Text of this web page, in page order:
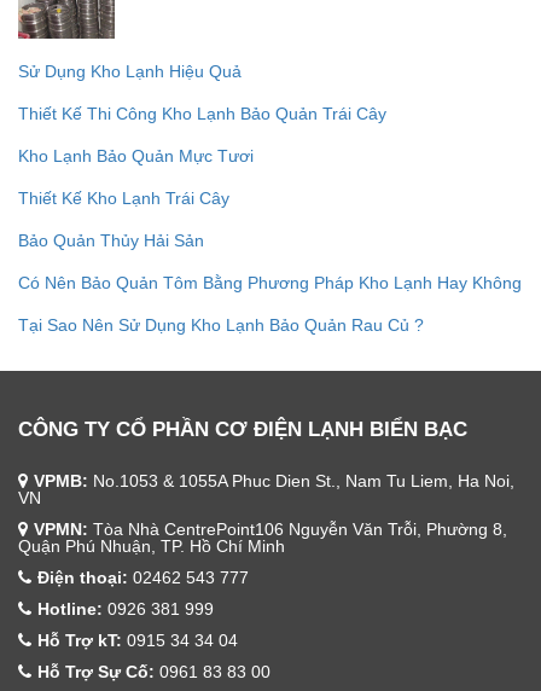
Sử Dụng Kho Lạnh Hiệu Quả
Thiết Kế Thi Công Kho Lạnh Bảo Quản Trái Cây
Kho Lạnh Bảo Quản Mực Tươi
Thiết Kế Kho Lạnh Trái Cây
Bảo Quản Thủy Hải Sản
Có Nên Bảo Quản Tôm Bằng Phương Pháp Kho Lạnh Hay Không
Tại Sao Nên Sử Dụng Kho Lạnh Bảo Quản Rau Củ ?
CÔNG TY CỔ PHẦN CƠ ĐIỆN LẠNH BIỂN BẠC
VPMB: No.1053 & 1055A Phuc Dien St., Nam Tu Liem, Ha Noi,
VN
VPMN: Tòa Nhà CentrePoint106 Nguyễn Văn Trỗi, Phường 8,
Quận Phú Nhuận, TP. Hồ Chí Minh
Điện thoại: 02462 543 777
Hotline: 0926 381 999
Hỗ Trợ kT: 0915 34 34 04
Hỗ Trợ Sự Cố: 0961 83 83 00